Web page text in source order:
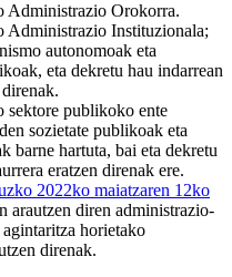
Administrazio Orokorra.
Administrazio Instituzionala;
autonomoak eta
eta dekretu hau indarrean
sektore publikoko ente
sozietate publikoak eta
barne hartuta, bai eta dekretu
eratzen direnak ere.
2022ko maiatzaren 12ko
arautzen diren administrazio-
horietako
direnak.